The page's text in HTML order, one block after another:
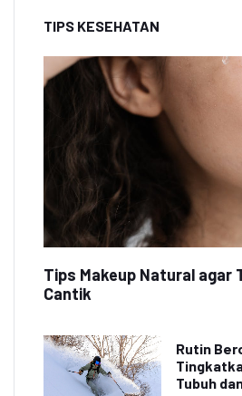
TIPS KESEHATAN
Tips Makeup Natural agar
Cantik
Rutin
Tubuh